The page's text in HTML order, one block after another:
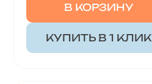
В КОРЗИНУ
КУПИТЬ В 1 КЛИК